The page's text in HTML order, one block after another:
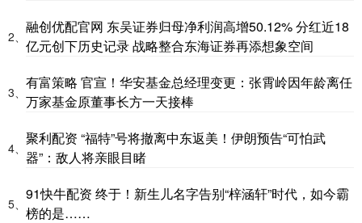
2、
融创优配官网 东吴证券归母净利润高增50.12% 分红近18
亿元创下历史记录 战略整合东海证券再添想象空间
3、
有富策略 官宣！华安基金总经理变更：张霄岭因年龄离任
万家基金原董事长方一天接棒
4、
聚利配资 “福特”号将撤离中东返美！伊朗预告“可怕武
器”：敌人将亲眼目睹
5、
91快牛配资 终于！新生儿名字告别“梓涵轩”时代，如今霸
榜的是……